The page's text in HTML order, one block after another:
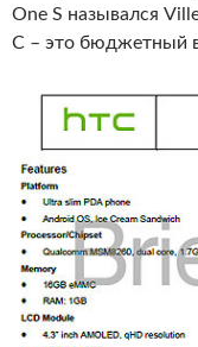
One S назывался
C – это бюджетный